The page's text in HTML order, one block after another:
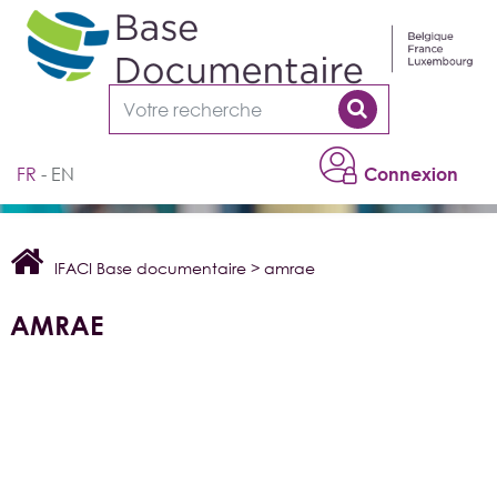
Connexion
FR EN
IFACI Base documentaire > amrae
AMRAE
Cookies management panel